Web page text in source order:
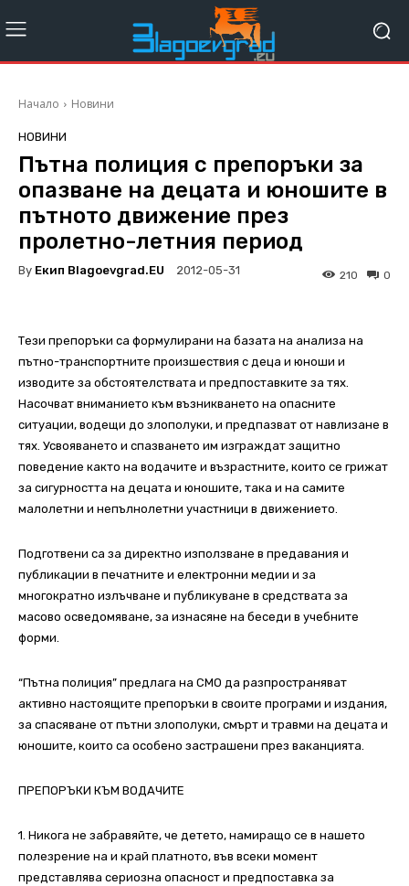
Начало Новини
НОВИНИ
Пътна полиция с препоръки за
опазване на децата и юношите в
пътното движение през
пролетно-летния период
By Екип Blagoevgrad.EU 2012-05-31 0
210
Тези препоръки са формулирани на базата на анализа на
пътно-транспортните произшествия с деца и юноши и
изводите за обстоятелствата и предпоставките за тях.
Насочват вниманието към възникването на опасните
ситуации, водещи до злополуки, и предпазват от навлизане в
тях. Усвояването и спазването им изграждат защитно
поведение както на водачите и възрастните, които се грижат
за сигурността на децата и юношите, така и на самите
малолетни и непълнолетни участници в движението.
Подготвени са за директно използване в предавания и
публикации в печатните и електронни медии и за
многократно излъчване и публикуване в средствата за
масово осведомяване, за изнасяне на беседи в учебните
форми.
“Пътна полиция” предлага на СМО да разпространяват
активно настоящите препоръки в своите програми и издания,
за спасяване от пътни злополуки, смърт и травми на децата и
юношите, които са особено застрашени през ваканцията.
ПРЕПОРЪКИ КЪМ ВОДАЧИТЕ
1. Никога не забравяйте, че детето, намиращо се в нашето
полезрение на и край платното, във всеки момент
представлява сериозна опасност и предпоставка за